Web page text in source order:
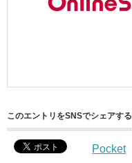
このエントリをSNSでシェアする
Pocket